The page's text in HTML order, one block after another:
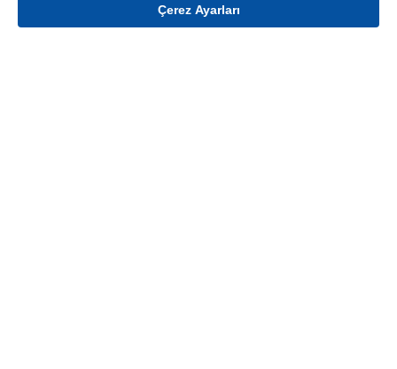
Gelince Haber Ver
Çerez Ayarları